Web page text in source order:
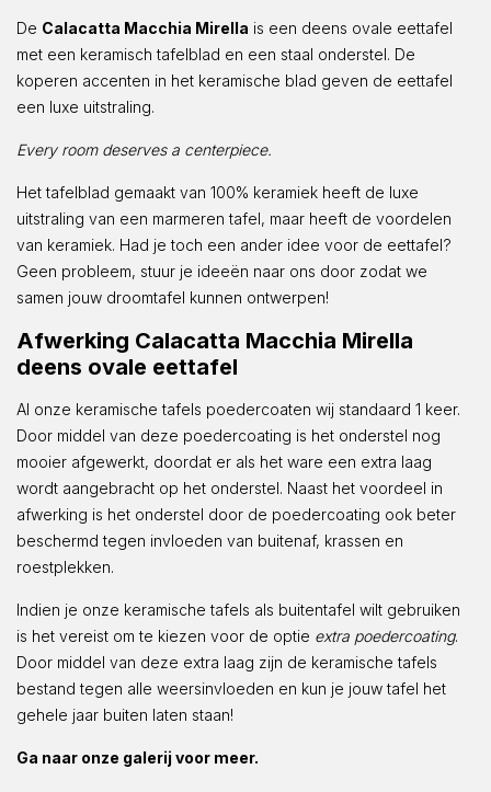
De Calacatta Macchia Mirella is een deens ovale eettafel
met een keramisch tafelblad en een staal onderstel. De
koperen accenten in het keramische blad geven de eettafel
een luxe uitstraling.
Every room deserves a centerpiece.
Het tafelblad gemaakt van 100% keramiek heeft de luxe
uitstraling van een marmeren tafel, maar heeft de voordelen
van keramiek. Had je toch een ander idee voor de eettafel?
Geen probleem, stuur je ideeën naar ons door zodat we
samen jouw droomtafel kunnen ontwerpen!
Afwerking Calacatta Macchia Mirella
deens ovale eettafel
Al onze keramische tafels poedercoaten wij standaard 1 keer.
Door middel van deze poedercoating is het onderstel nog
mooier afgewerkt, doordat er als het ware een extra laag
wordt aangebracht op het onderstel. Naast het voordeel in
afwerking is het onderstel door de poedercoating ook beter
beschermd tegen invloeden van buitenaf, krassen en
roestplekken.
Indien je onze keramische tafels als buitentafel wilt gebruiken
is het vereist om te kiezen voor de optie extra poedercoating.
Door middel van deze extra laag zijn de keramische tafels
bestand tegen alle weersinvloeden en kun je jouw tafel het
gehele jaar buiten laten staan!
Ga naar onze galerij voor meer.